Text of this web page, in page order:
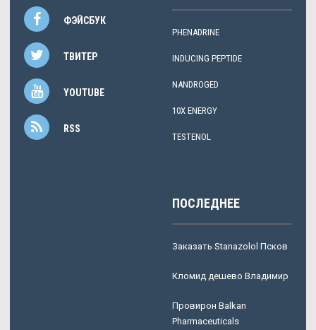
ФЭЙСБУК
ТВИТЕР
YOUTUBE
RSS
PHENADRINE
INDUCING PEPTIDE
NANDROGED
10X ENERGY
TESTENOL
ПОСЛЕДНЕЕ
Заказать Stanazolol Псков
Кломид дешево Владимир
Провирон Balkan
Pharmaceuticals